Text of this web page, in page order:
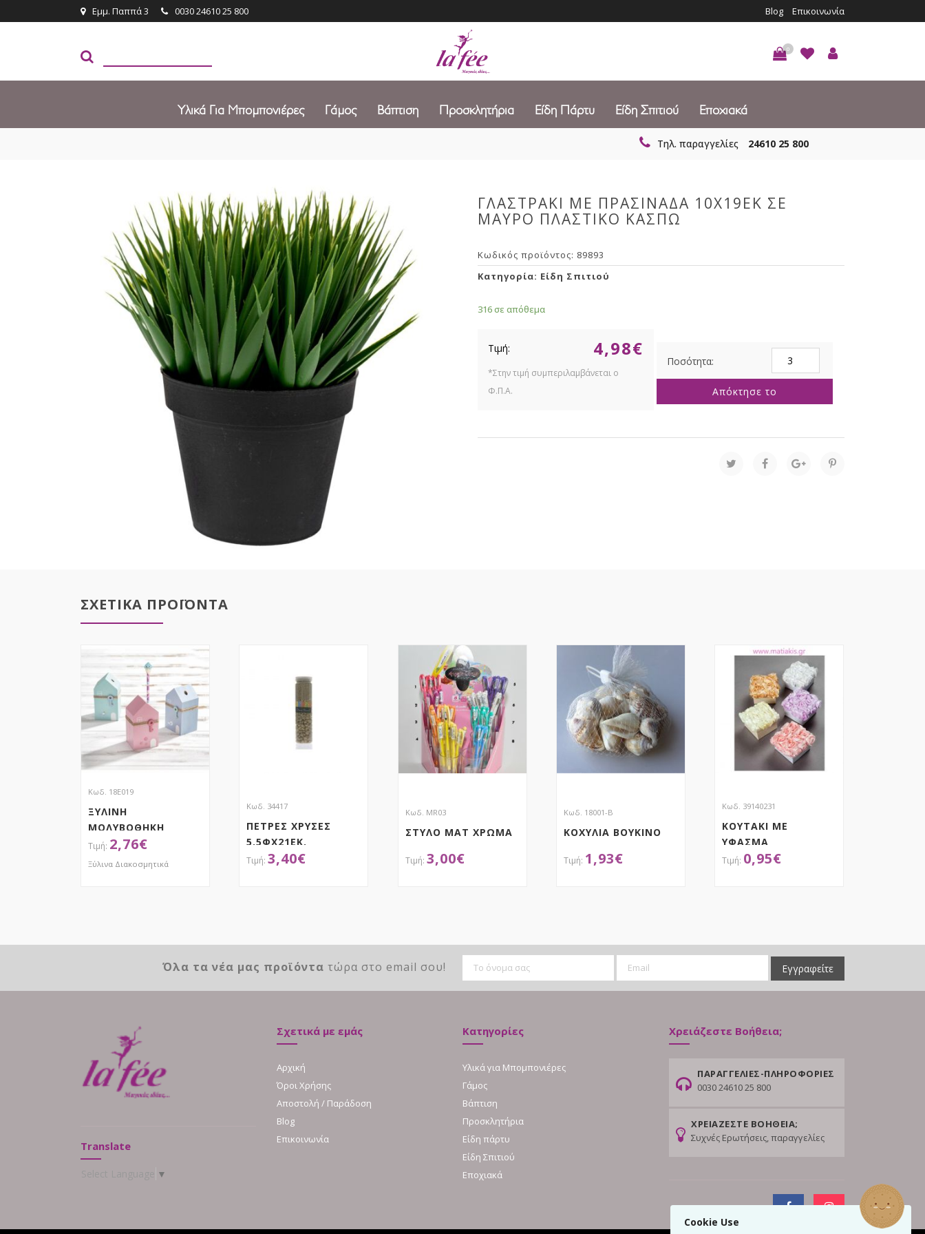
Cookie Use
Εμμ. Παππά 3 0030 24610 25 800 Blog Επικοινωνία
0
Υλικά Για Μπομπονιέρες Γάμος Βάπτιση Προσκλητήρια Είδη Πάρτυ Είδη Σπιτιού Εποχιακά
Τηλ. παραγγελίες 24610 25 800
ΓΛΑΣΤΡΑΚΙ ΜΕ ΠΡΑΣΙΝΑΔΑ 10Χ19ΕΚ ΣΕ
ΜΑΥΡΟ ΠΛΑΣΤΙΚΟ ΚΑΣΠΩ
Κωδικός προϊόντος: 89893
Κατηγορία: Είδη Σπιτιού
316 σε απόθεμα
4,98€
ΠΡΑΣΙΝΑΔΑ
10Χ19ΕΚ
ΣΕ
ΠΛΑΣΤΙΚΟ
ποσότητα
Απόκτησε το
ΣΧΕΤΙΚΑ ΠΡΟΪΟΝΤΑ
Κωδ. 18Ε019
ΞΥΛΙΝΗ
ΜΟΛΥΒΟΘΗΚΗ
ΣΠΙΤΑΚΙ
2,76€
Ξύλινα Διακοσμητικά
Κωδ. 34417
ΠΕΤΡΕΣ ΧΡΥΣΕΣ
5.5ΦΧ21ΕΚ.
3,40€
Κωδ. MR03
ΣΤΥΛΟ ΜΑΤ ΧΡΩΜΑ
3,00€
Κωδ. 18001-Β
ΚΟΧΥΛΙΑ BOYKINO
1,93€
Κωδ. 39140231
ΚΟΥΤΑΚΙ ΜΕ
ΥΦΑΣΜΑ
ΤΡΙΑΝΤΑΦΥΛΛΑ
0,95€
Όλα τα νέα μας προϊόντα τώρα στο email σου! Εγγραφείτε
Translate
▼
Σχετικά με εμάς
Αρχική
Όροι Χρήσης
Αποστολή / Παράδοση
Blog
Επικοινωνία
Κατηγορίες
Υλικά για Μπομπονιέρες
Γάμος
Βάπτιση
Προσκλητήρια
Είδη πάρτυ
Είδη Σπιτιού
Εποχιακά
Χρειάζεστε Βοήθεια;
ΠΑΡΑΓΓΕΛΙΕΣ-ΠΛΗΡΟΦΟΡΙΕΣ
0030 24610 25 800
ΧΡΕΙΑΖΕΣΤΕ ΒΟΗΘΕΙΑ;
Συχνές Ερωτήσεις, παραγγελίες